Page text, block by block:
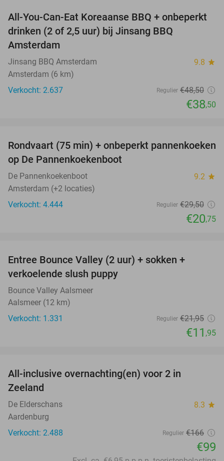
21%
All-You-Can-Eat Koreaanse BBQ + onbeperkt
drinken (2 of 2,5 uur) bij Jinsang BBQ
Amsterdam
Jinsang BBQ Amsterdam 9.8 star
Amsterdam (6 km)
Verkocht: 2.637
Regulier €48,50
€38,50
30%
Rondvaart (75 min) + onbeperkt pannenkoeken
op De Pannenkoekenboot
De Pannenkoekenboot 9.2 star
Amsterdam (+2 locaties)
Verkocht: 4.444
Regulier €29,50
€20,75
Entree Bounce Valley (2 uur) + sokken +
verkoelende slush puppy
Bounce Valley Aalsmeer
Aalsmeer (12 km)
Verkocht: 1.331
Regulier €21,95
€11 ,95
All-inclusive overnachting(en) voor 2 in
Zeeland
De Elderschans 8.3 star
Aardenburg
Verkocht: 2.488
Regulier €166
€99